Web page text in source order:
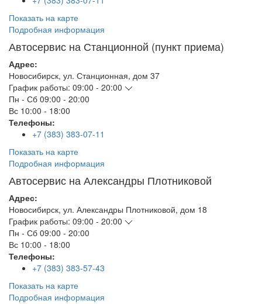
Показать на карте
Подробная информация
Автосервис на Станционной (пункт приема)
Адрес:
Новосибирск, ул. Станционная, дом 37
График работы: 09:00 - 20:00
Пн - Сб 09:00 - 20:00
Вс 10:00 - 18:00
Телефоны:
+7 (383) 383-07-11
Показать на карте
Подробная информация
Автосервис на Александры Плотниковой
Адрес:
Новосибирск, ул. Александры Плотниковой, дом 18
График работы: 09:00 - 20:00
Пн - Сб 09:00 - 20:00
Вс 10:00 - 18:00
Телефоны:
+7 (383) 383-57-43
Показать на карте
Подробная информация